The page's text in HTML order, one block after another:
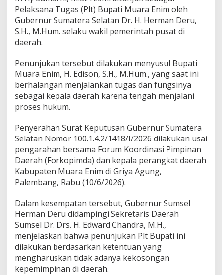
t
i
M
u
a
E
i
m
Pelaksana Tugas (Plt) Bupati Muara Enim oleh
Gubernur Sumatera Selatan Dr. H. Herman Deru,
S.H., M.Hum. selaku wakil pemerintah pusat di
daerah.
Penunjukan tersebut dilakukan menyusul Bupati
Muara Enim, H. Edison, S.H., M.Hum., yang saat ini
berhalangan menjalankan tugas dan fungsinya
sebagai kepala daerah karena tengah menjalani
proses hukum.
Penyerahan Surat Keputusan Gubernur Sumatera
Selatan Nomor 100.1.4.2/1418/I/2026 dilakukan usai
pengarahan bersama Forum Koordinasi Pimpinan
Daerah (Forkopimda) dan kepala perangkat daerah
Kabupaten Muara Enim di Griya Agung,
Palembang, Rabu (10/6/2026).
Dalam kesempatan tersebut, Gubernur Sumsel
Herman Deru didampingi Sekretaris Daerah
Sumsel Dr. Drs. H. Edward Chandra, M.H.,
menjelaskan bahwa penunjukan Plt Bupati ini
dilakukan berdasarkan ketentuan yang
mengharuskan tidak adanya kekosongan
kepemimpinan di daerah.